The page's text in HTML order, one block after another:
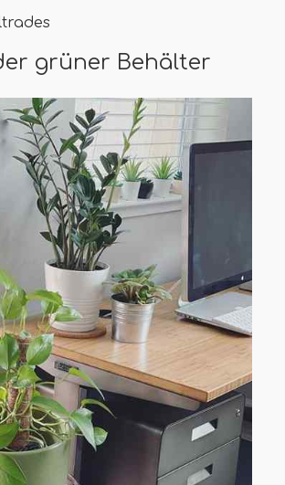
grüner Behälter